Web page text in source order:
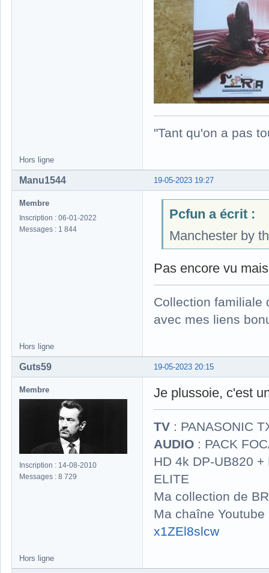
"Tant qu'on a pas
Hors ligne
19-05-2023 19:27
Manu1544
Membre
Inscription : 06-01-2022
Messages : 1 844
Pcfun a écrit :
Manchester by
Pas encore vu
Collection familiale
avec mes liens
Hors ligne
19-05-2023 20:15
Guts59
Membre
Inscription : 14-08-2010
Messages : 8 729
Je plussoie, c'est
TV : PANASONIC
AUDIO : PACK
HD 4k DP-UB820
ELITE
Ma collection de
Ma chaîne
x1ZEl8slcw
Hors ligne